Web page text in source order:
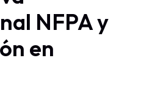
NFPA y
en